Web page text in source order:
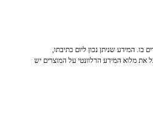
המידע שניתן נכון ליום כתיבתו,
את מלוא המידע הרלוונטי על המוצרים יש